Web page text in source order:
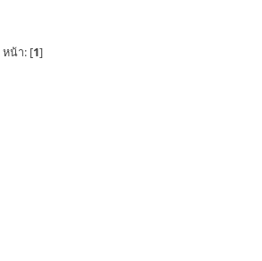
หน้า: [1]